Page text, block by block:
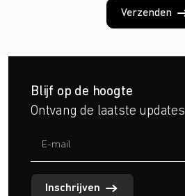
Verzenden
Blijf op de hoogte
Ontvang de laatste updates
Inschrijven